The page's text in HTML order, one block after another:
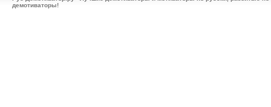
демотиваторы!